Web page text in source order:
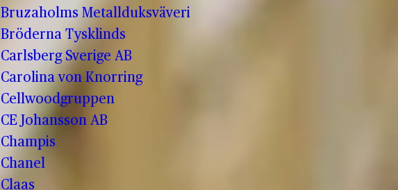
Bruzaholms Metallduksväveri
Bröderna Tysklinds
Carlsberg Sverige AB
Carolina von Knorring
Cellwoodgruppen
CE Johansson AB
Champis
Chanel
Claas